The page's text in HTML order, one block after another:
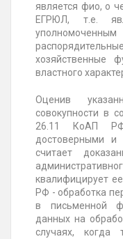
является фио, о
ЕГРЮЛ, т.е.
хозяйственные
властного
Оценив
совокупности в
26.11 КоАП
достоверными и
считает
квалифицирует
РФ - обработка
в письменной
данных на
случаях, когда